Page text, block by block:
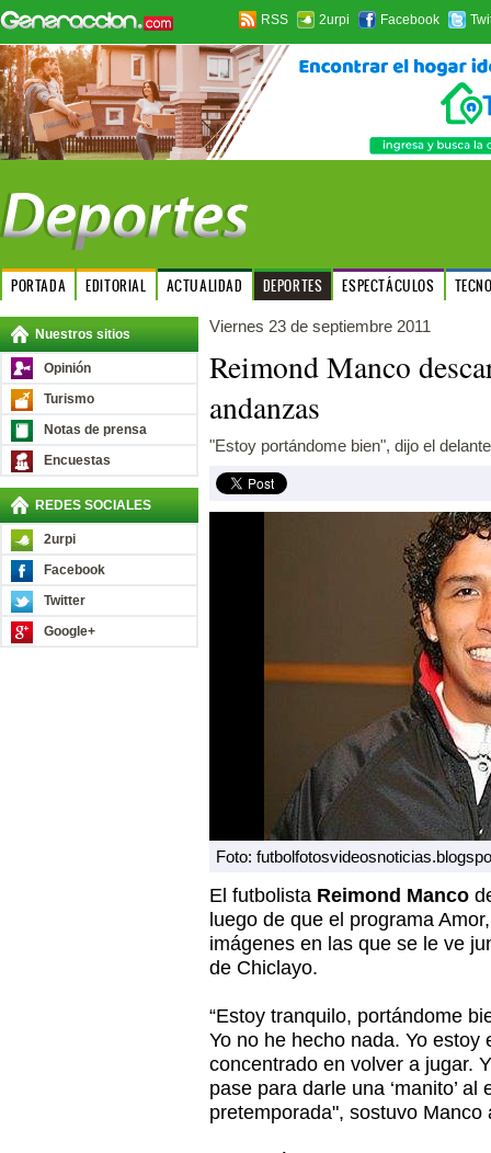
RSS 2urpi Facebook
PORTADA EDITORIAL ACTUALIDAD DEPORTES ESPECTÁCULOS
Nuestros sitios
Opinión
Turismo
Notas de prensa
Encuestas
REDES SOCIALES
2urpi
Facebook
Twitter
Google+
Viernes 23 de septiembre 2011
Reimond Manco
andanzas
"Estoy portándome bien", dijo el
Foto:
El futbolista Reimond Manco
luego de que el programa
imágenes en las que se le ve
de Chiclayo.
“Estoy tranquilo, portándome
Yo no he hecho nada. Yo estoy
concentrado en volver a jugar.
pase para darle una ‘manito’
pretemporada", sostuvo Manco